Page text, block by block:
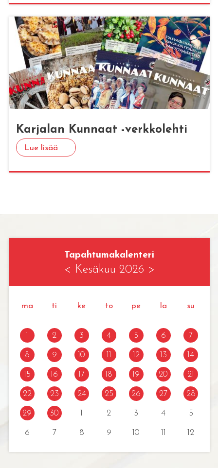
Kar­ja­lan Kun­naat -verk­ko­leh­ti
Lue lisää
Tapahtumakalenteri
< Kesäkuu 2026 >
ma ti ke to pe la su
2 3 4 5 6 7
8 9 10 12 13 14
15 16 17 18 19 20 21
22 23 24 25 26 27 28
29 30 2 3 4 5
6 7 8 9 10 12